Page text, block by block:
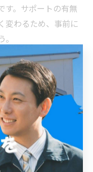
す。サポートの有無
変わるため、事前に
所とのやり取り代
貫して対応してくれ
社は、申請時の不備
やすいです。問い
サポート体制を具体
選びのポイントで